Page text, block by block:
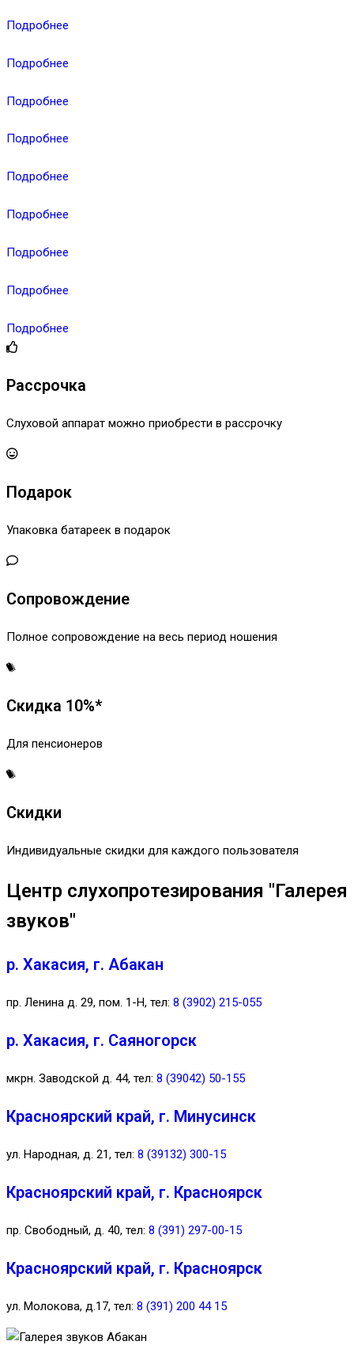
Подробнее
Подробнее
Подробнее
Подробнее
Подробнее
Подробнее
Подробнее
Подробнее
Подробнее
Рассрочка
Слуховой аппарат можно приобрести в рассрочку
Подарок
Упаковка батареек в подарок
Сопровождение
Полное сопровождение на весь период ношения
Скидка 10%*
Для пенсионеров
Скидки
Индивидуальные скидки для каждого пользователя
Центр слухопротезирования "Галерея
звуков"
р. Хакасия, г. Абакан
пр. Ленина д. 29, пом. 1-Н, тел: 8 (3902) 215-055
р. Хакасия, г. Саяногорск
мкрн. Заводской д. 44, тел: 8 (39042) 50-155
Красноярский край, г. Минусинск
ул. Народная, д. 21, тел: 8 (39132) 300-15
Красноярский край, г. Красноярск
пр. Свободный, д. 40, тел: 8 (391) 297-00-15
Красноярский край, г. Красноярск
ул. Молокова, д.17, тел: 8 (391) 200 44 15